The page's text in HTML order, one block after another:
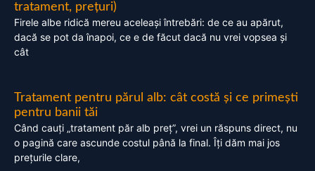
tratament, prețuri)
Firele albe ridică mereu aceleași întrebări: de ce au apărut,
dacă se pot da înapoi, ce e de făcut dacă nu vrei vopsea și
cât
Tratament pentru părul alb: cât costă și ce primești
pentru banii tăi
Când cauți „tratament păr alb preț”, vrei un răspuns direct, nu
o pagină care ascunde costul până la final. Îți dăm mai jos
prețurile clare,